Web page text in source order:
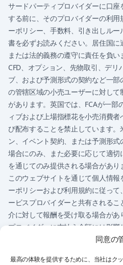
同意の
最高の体験を提供するために、当社はク
サードパーティプロバイダーに口
する前に、そのプロバイダーの利
ーポリシー、手数料、引き出しル
書を必ずお読みください。居住国に
または法的義務の遵守に責任を負い
CFD、オプション、先物取引、デリ
ブ、および予測形式の契約など一
の管辖区域の小売ユーザーに対し
があります。英国では、FCAが一部
ィブおよび上場指標花を小売消費
び配布することを禁止しています
ン、イベント契約、または予測形
場合にのみ、また必要に応じて適
を通じてのみ提供される場合があり
このウェブサイトを通じて個人情
ーポリシーおよび利用規約に従っ
ービスプロバイダーと共有される
介に対して報酬を受け取る場合が
プロバイダーに支払う金額には影
示されるプロバイダーに影響する場